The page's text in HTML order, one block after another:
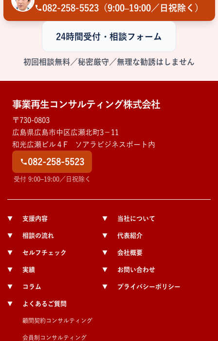
082-258-5523（9:00–19:00／日祝除く）
24時間受付・相談フォーム
初回相談無料／秘密厳守／無理な勧誘はしません
事業再生コンサルティング株式会社
〒730-0803
広島県広島市中区広瀬北町3－11
和光広瀬ビル４F ソアラビジネスポート内
082-258-5523
受付 9:00–19:00／日祝除く
▼ 支援内容
▼ 相談の流れ
▼ セルフチェック
▼ 実績
▼ コラム
▼ よくあるご質問
顧問契約コンサルティング
会員制コンサルティング
▼ 当社について
▼ 代表紹介
▼ 会社概要
▼ お問い合わせ
▼ プライバシーポリシー